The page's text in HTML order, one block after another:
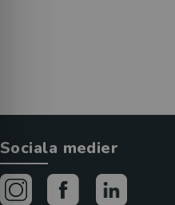
Sociala medier